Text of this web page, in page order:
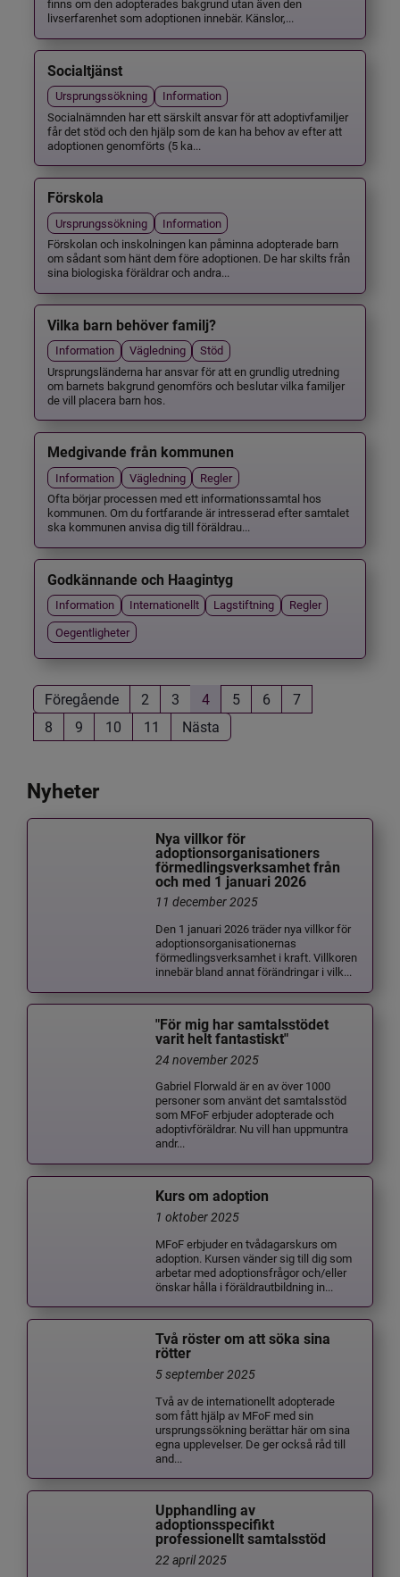
finns om den adopterades bakgrund utan även den
livserfarenhet som adoptionen innebär. Känslor,...
Socialtjänst
Ursprungssökning
Information
Socialnämnden har ett särskilt ansvar för att adoptivfamiljer
får det stöd och den hjälp som de kan ha behov av efter att
adoptionen genomförts (5 ka...
Förskola
Ursprungssökning
Information
Förskolan och inskolningen kan påminna adopterade barn
om sådant som hänt dem före adoptionen. De har skilts från
sina biologiska föräldrar och andra...
Vilka barn behöver familj?
Information Vägledning
Stöd
Ursprungsländerna har ansvar för att en grundlig utredning
om barnets bakgrund genomförs och beslutar vilka familjer
de vill placera barn hos.
Medgivande från kommunen
Information Vägledning
Regler
Ofta börjar processen med ett informationssamtal hos
kommunen. Om du fortfarande är intresserad efter samtalet
ska kommunen anvisa dig till föräldrau...
Godkännande och Haagintyg
Information Internationellt Lagstiftning
Regler
Oegentligheter
Föregående 2 3 4 5 6
7
8
9 10 11 Nästa
Nyheter
Nya villkor för
adoptionsorganisationers
förmedlingsverksamhet från
och med 1 januari 2026
11 december 2025
Den 1 januari 2026 träder nya villkor för
adoptionsorganisationernas
förmedlingsverksamhet i kraft. Villkoren
innebär bland annat förändringar i vilk...
"För mig har samtalsstödet
varit helt fantastiskt"
24 november 2025
Gabriel Florwald är en av över 1000
personer som använt det samtalsstöd
som MFoF erbjuder adopterade och
adoptivföräldrar. Nu vill han uppmuntra
andr...
Kurs om adoption
1 oktober 2025
MFoF erbjuder en tvådagarskurs om
adoption. Kursen vänder sig till dig som
arbetar med adoptionsfrågor och/eller
önskar hålla i föräldrautbildning in...
Två röster om att söka sina
rötter
5 september 2025
Två av de internationellt adopterade
som fått hjälp av MFoF med sin
ursprungssökning berättar här om sina
egna upplevelser. De ger också råd till
and...
Upphandling av
adoptionsspecifikt
professionellt samtalsstöd
22 april 2025